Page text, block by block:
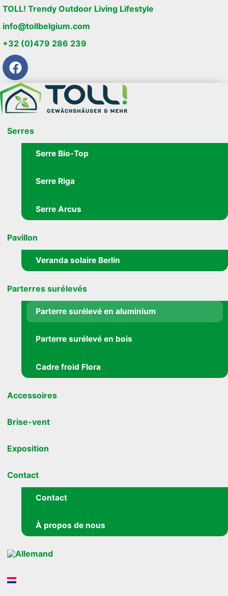
TOLL! Trendy Outdoor Living Lifestyle
info@tollbelgium.com
+32 (0)479 286 239
Serres
Serre Bio-Top
Serre Riga
Serre Arcus
Pavillon
Veranda solaire Berlin
Parterres surélevés
Parterre surélevé en aluminium
Parterre surélevé en bois
Cadre froid Flora
Accessoires
Brise-vent
Exposition
Contact
Contact
À propos de nous